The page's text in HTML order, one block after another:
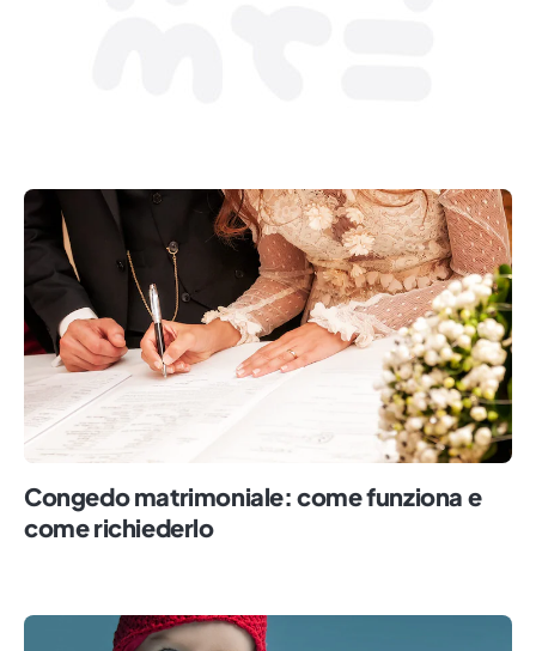
Congedo matrimoniale: come funziona e
come richiederlo